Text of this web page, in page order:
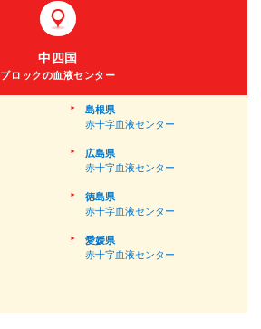
中四国
ブロックの血液センター
島根県
赤十字血液センター
広島県
赤十字血液センター
徳島県
赤十字血液センター
愛媛県
赤十字血液センター